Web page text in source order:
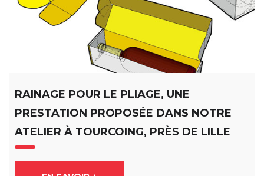
RAINAGE POUR LE PLIAGE, UNE
PRESTATION PROPOSÉE DANS NOTRE
ATELIER À TOURCOING, PRÈS DE LILLE